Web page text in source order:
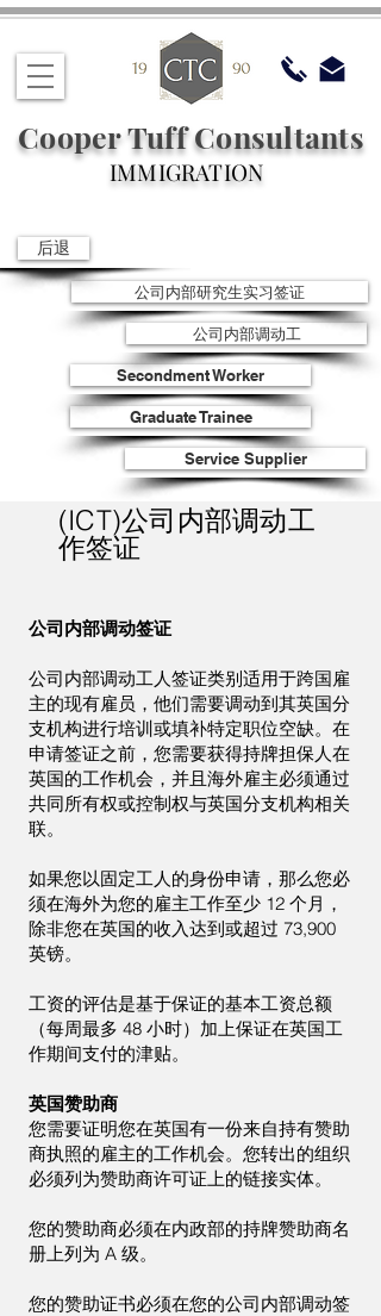
Cooper Tuff Consultants
IMMIGRATION
后退
公司内部研究生实习签证
公司内部调动工
Secondment Worker
Graduate Trainee
Service Supplier
(ICT)公司内部调动工
作签证
公司内部调动签证
公司内部调动工人签证类别适用于跨国雇
主的现有雇员，他们需要调动到其英国分
支机构进行培训或填补特定职位空缺。在
申请签证之前，您需要获得持牌担保人在
英国的工作机会，并且海外雇主必须通过
共同所有权或控制权与英国分支机构相关
联。
如果您以固定工人的身份申请，那么您必
须在海外为您的雇主工作至少 12 个月，
除非您在英国的收入达到或超过 73,900
英镑。
工资的评估是基于保证的基本工资总额
（每周最多 48 小时）加上保证在英国工
作期间支付的津贴。
英国赞助商
您需要证明您在英国有一份来自持有赞助
商执照的雇主的工作机会。您转出的组织
必须列为赞助商许可证上的链接实体。
您的赞助商必须在内政部的持牌赞助商名
册上列为 A 级。
您的赞助证书必须在您的公司内部调动签